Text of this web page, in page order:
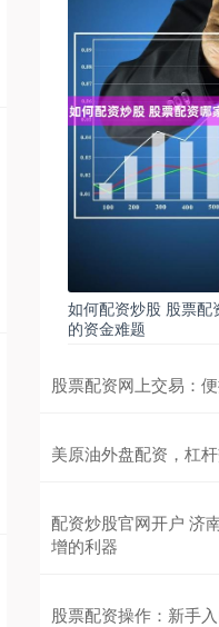
如何配资炒股 股票配
的资金难题
股票配资网上交易：
美原油外盘配资，杠
配资炒股官网开户 济
增的利器
股票配资操作：新手